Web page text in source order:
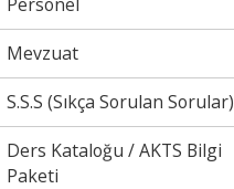
Mevzuat
S.S.S (Sıkça Sorulan Sorular)
Ders Kataloğu / AKTS Bilgi
Paketi